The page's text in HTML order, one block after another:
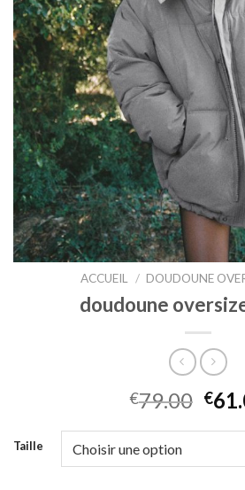
ACCUEIL / DOUDOUNE
doudoune
€79.00 €
Taille